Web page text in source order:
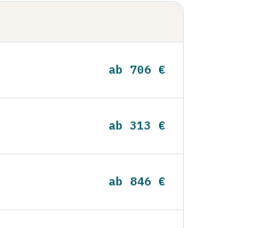
ab 706 €
ab 313 €
ab 846 €